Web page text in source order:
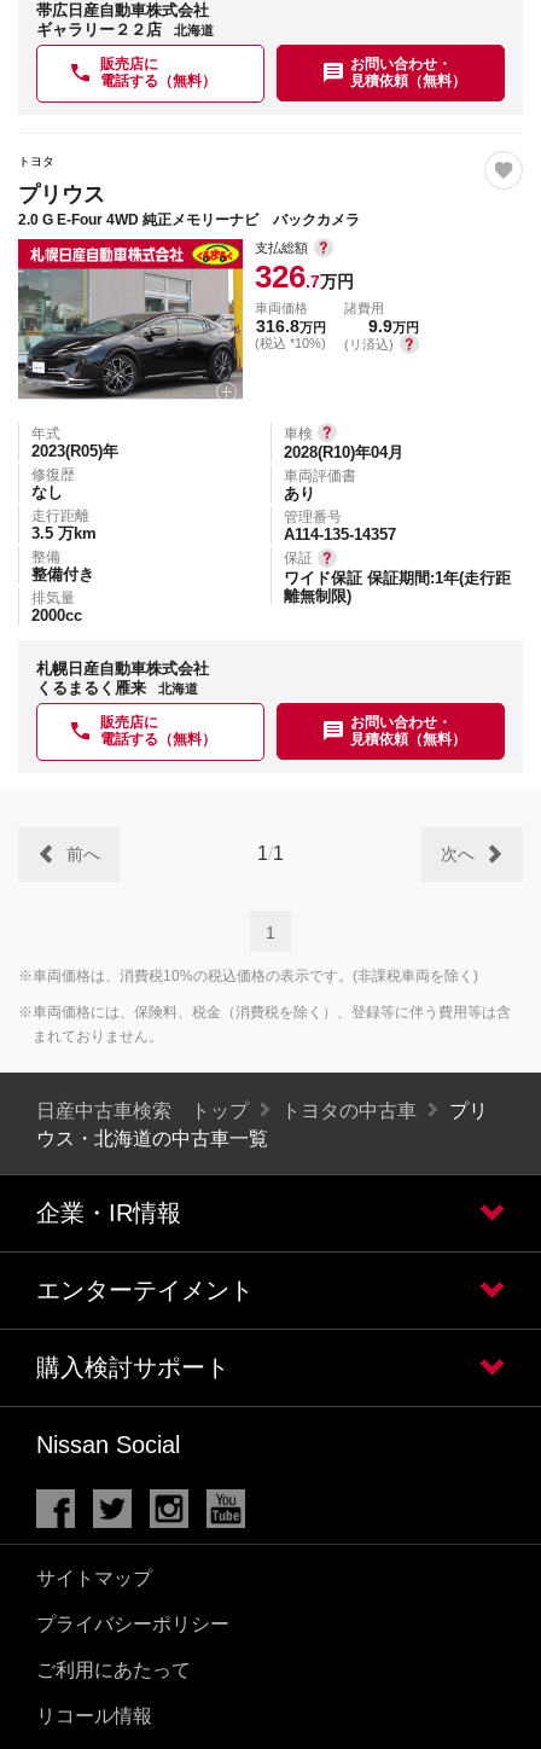
帯広日産自動車株式会社
ギャラリー２２店
北海道
販売店に
電話する（無料）
お問い合わせ・
見積依頼（無料）
トヨタ
プリウス
2.0 G E-Four 4WD 純正メモリーナビ バックカメラ
支払総額
326.7万円
車両価格
316.8万円
(税込 *10%)
諸費用
9.9万円
(リ済込)
年式
2023(R05)年
修復歴
なし
走行距離
3.5 万km
整備
整備付き
排気量
2000cc
車検
2028(R10)年04月
車両評価書
あり
管理番号
A114-135-14357
保証
ワイド保証 保証期間:1年(走行距
離無制限)
札幌日産自動車株式会社
くるまるく雁来
北海道
販売店に
電話する（無料）
お問い合わせ・
見積依頼（無料）
1/1
前へ 次へ
1
※車両価格は、消費税10%の税込価格の表示です。(非課税車両を除く)
※車両価格には、保険料、税金（消費税を除く）、登録等に伴う費用等は含
まれておりません。
日産中古車検索 トップ トヨタの中古車
プリ
ウス・北海道の中古車一覧
企業・IR情報
エンターテイメント
購入検討サポート
Nissan Social
サイトマップ
プライバシーポリシー
ご利用にあたって
リコール情報